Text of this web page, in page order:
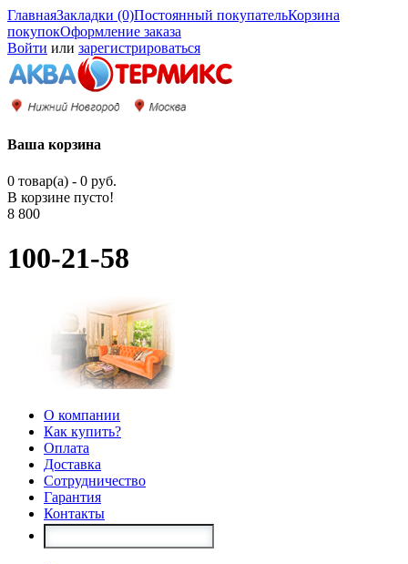
ГлавнаяЗакладки (0)Постоянный покупательКорзина
покупокОформление заказа
Войти или зарегистрироваться
Ваша корзина
0 товар(а) - 0 руб.
В корзине пусто!
8 800
100-21-58
О компании
Как купить?
Оплата
Доставка
Сотрудничество
Гарантия
Контакты